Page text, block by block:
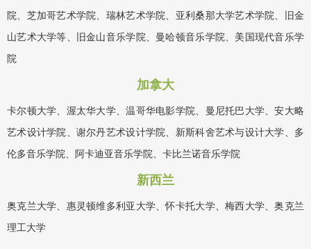
院、芝加哥艺术学院、瑞林艺术学院、亚利桑那大学艺术学院、旧金
山艺术大学等、旧金山音乐学院、曼哈顿音乐学院、美国现代音乐学
院
加拿大
卡尔顿大学、渥太华大学、温哥华电影学院、曼尼托巴大学、安大略
艺术设计学院、谢尔丹艺术设计学院、新斯科舍艺术与设计大学、多
伦多音乐学院、阿卡迪亚音乐学院、卡比兰诺音乐学院
新西兰
奥克兰大学、惠灵顿维多利亚大学、怀卡托大学、梅西大学、奥克兰
理工大学